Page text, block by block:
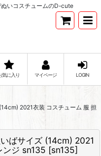
いコスチュームのD-cute
気に入り マイページ LOGIN
2021衣装 コスチューム 服 担
ばサイズ (14cm) 2021
ンジ sn135 [sn135]